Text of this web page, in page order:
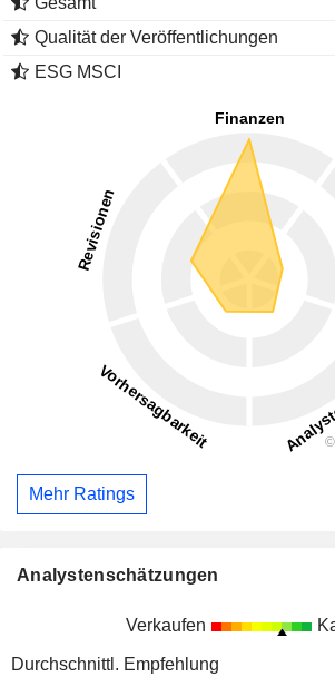
Qualität der Veröffentlichungen
ESG MSCI
Mehr Ratings
Analystenschätzungen
Verkaufen
Durchschnittl. Empfehlung